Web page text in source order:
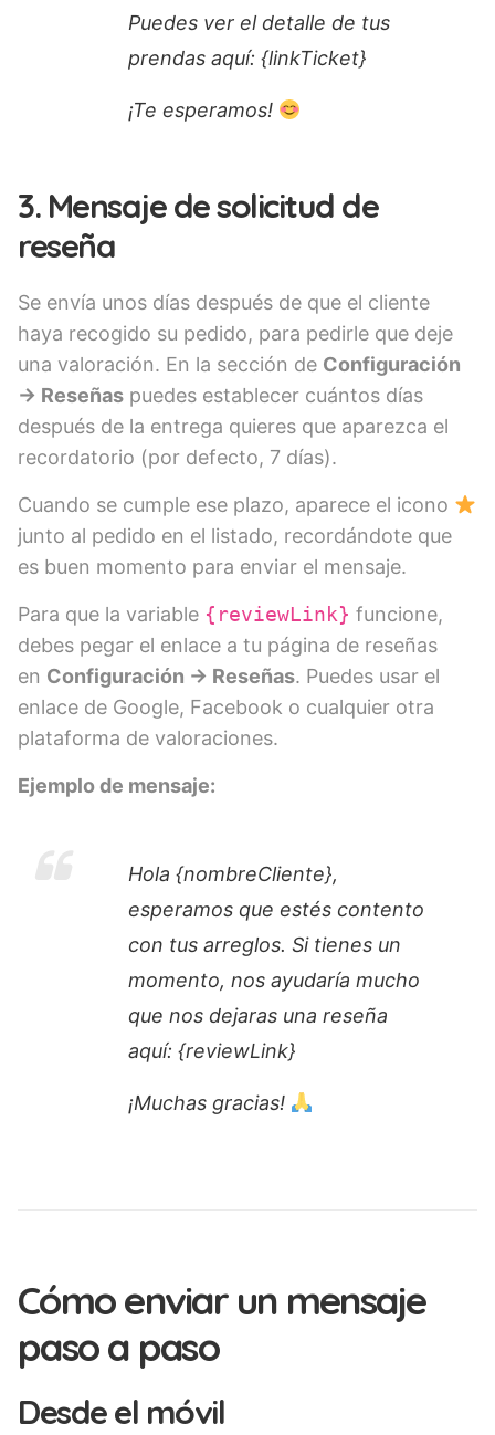
Puedes ver el detalle de tus
prendas aquí: {linkTicket}
¡Te esperamos!
3. Mensaje de solicitud de
reseña
Se envía unos días después de que el cliente
haya recogido su pedido, para pedirle que deje
una valoración. En la sección de Configuración
→ Reseñas puedes establecer cuántos días
después de la entrega quieres que aparezca el
recordatorio (por defecto, 7 días).
Cuando se cumple ese plazo, aparece el icono
junto al pedido en el listado, recordándote que
es buen momento para enviar el mensaje.
Para que la variable {reviewLink} funcione,
debes pegar el enlace a tu página de reseñas
en Configuración → Reseñas. Puedes usar el
enlace de Google, Facebook o cualquier otra
plataforma de valoraciones.
Ejemplo de mensaje:
Hola {nombreCliente},
esperamos que estés contento
con tus arreglos. Si tienes un
momento, nos ayudaría mucho
que nos dejaras una reseña
aquí: {reviewLink}
¡Muchas gracias!
Cómo enviar un mensaje
paso a paso
Desde el móvil